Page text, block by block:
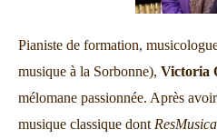
Pianiste de formation,
musique à la Sorbonne), Victoria
mélomane passionnée. Après
musique classique dont